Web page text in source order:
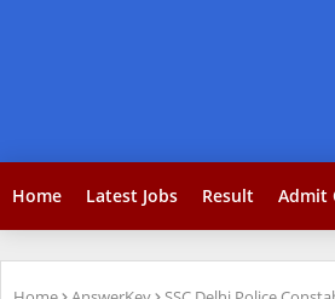
Home Latest Jobs Result Admit